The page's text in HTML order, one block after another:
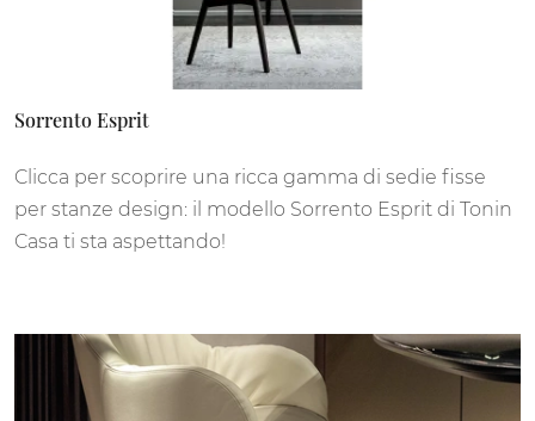
Sorrento Esprit
Clicca per scoprire una ricca gamma di sedie fisse
per stanze design: il modello Sorrento Esprit di Tonin
Casa ti sta aspettando!